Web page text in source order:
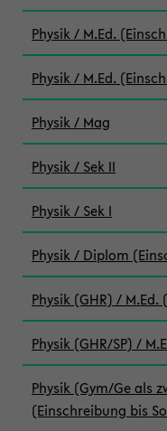
Physik / M.Ed.
Physik / M.Ed.
Physik / Mag
Physik / Sek II
Physik / Sek I
Physik / Diplom
Physik (GHR) / M.Ed.
Physik (GHR/SP) /
Physik (Gym/Ge als
(Einschreibung bis